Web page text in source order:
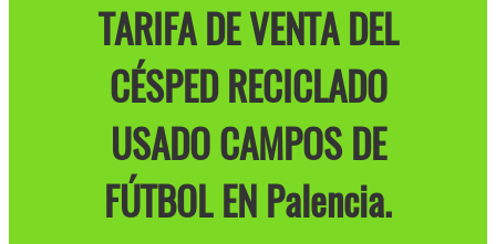
TARIFA DE VENTA DEL
CÉSPED RECICLADO
USADO CAMPOS DE
FÚTBOL EN Palencia.